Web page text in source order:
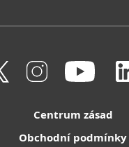
Centrum zásad
Obchodní podmínky